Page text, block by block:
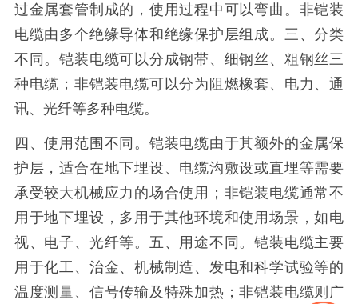
过金属套管制成的，使用过程中可以弯曲。非铠装
电缆由多个绝缘导体和绝缘保护层组成。三、分类
不同。铠装电缆可以分成钢带、细钢丝、粗钢丝三
种电缆；非铠装电缆可以分为阻燃橡套、电力、通
讯、光纤等多种电缆。
四、使用范围不同。铠装电缆由于其额外的金属保
护层，适合在地下埋设、电缆沟敷设或直埋等需要
承受较大机械应力的场合使用；非铠装电缆通常不
用于地下埋设，多用于其他环境和使用场景，如电
视、电子、光纤等。五、用途不同。铠装电缆主要
用于化工、治金、机械制造、发电和科学试验等的
温度测量、信号传输及特殊加热；非铠装电缆则广